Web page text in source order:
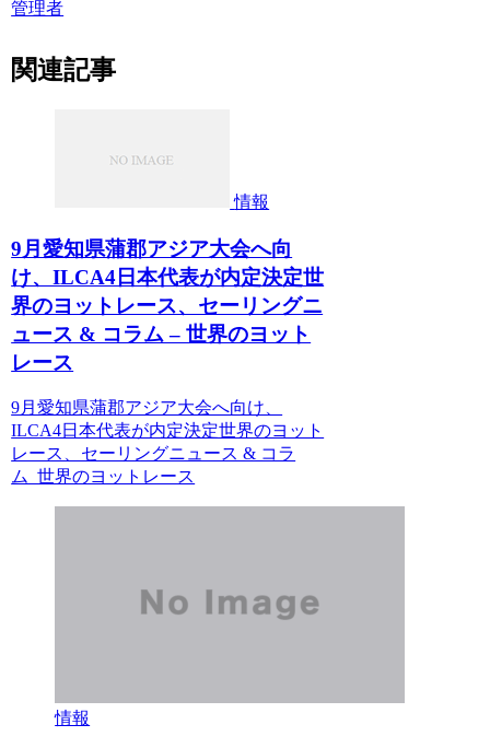
管理者
関連記事
情報
9月愛知県蒲郡アジア大会へ向
け、ILCA4日本代表が内定決定世
界のヨットレース、セーリングニ
ュース & コラム – 世界のヨット
レース
9月愛知県蒲郡アジア大会へ向け、
ILCA4日本代表が内定決定世界のヨット
レース、セーリングニュース & コラ
ム 世界のヨットレース
情報